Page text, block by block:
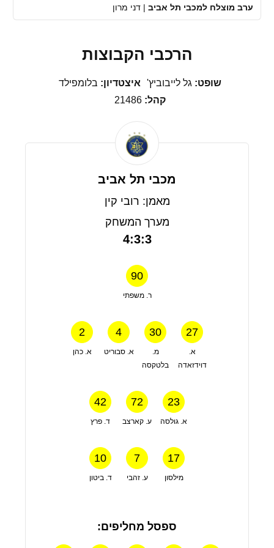
ערב מוצלח למכבי תל אביב | דני מרון
הרכבי הקבוצות
שופט: גל לייבוביץ' איצטדיון: בלומפילד
קהל: 21486
מכבי תל אביב
מאמן: רובי קין
מערך המשחק
4:3:3
90
ר. משפתי
2
א. כהן
4
א. סבוריט
30
מ.
בלטקסה
27
א.
דוידזאדה
42
ד. פרץ
72
ע. קארצב
23
א. גולסה
10
ד. ביטון
7
ע. זהבי
17
מילסון
ספסל מחליפים: